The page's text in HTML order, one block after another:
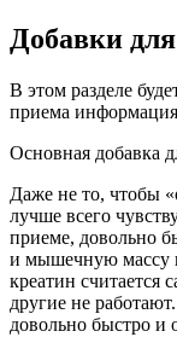
Добавки
В этом разделе
приема
Основная добавка
Даже не то, чтобы
лучше всего
приеме, довольно
и мышечную массу
креатин считается
другие не
довольно быстро и